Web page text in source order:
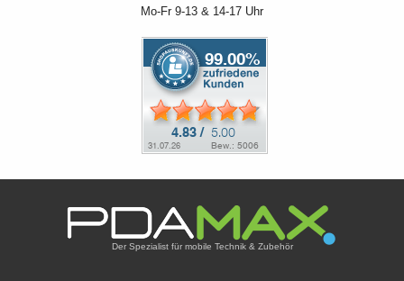
Mo-Fr 9-13 & 14-17 Uhr
Der Spezialist für mobile Technik & Zubehör